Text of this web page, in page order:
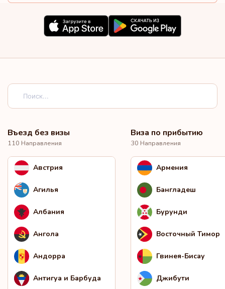
Въезд без визы
110 Направления
Австрия
Агилья
Албания
Ангола
Андорра
Антигуа и Барбуда
Виза по прибытию
30 Направления
Армения
Бангладеш
Бурунди
Восточный Тимор
Гвинея-Бисау
Джибути